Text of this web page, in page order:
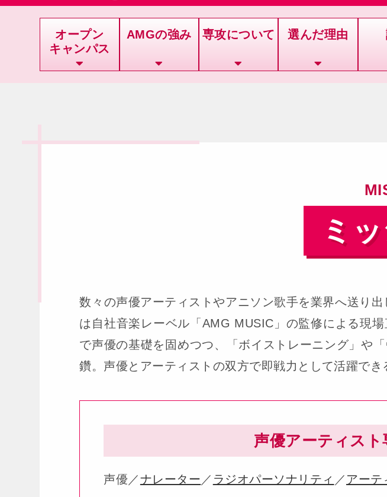
オープン
キャンパス
AMGの強み 専攻について 選んだ理由
ミ
数々の声優アーティストやアニソン歌手を業界へ送り
は自社音楽レーベル「AMG MUSIC」の監修による現
で声優の基礎を固めつつ、「ボイストレーニング」や
鑽。声優とアーティストの双方で即戦力として活躍でき
声優アーティス
声優／ナレーター ／ ラジオパーソナリティ ／ アーテ